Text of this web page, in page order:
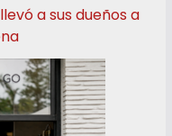
a sus dueños a